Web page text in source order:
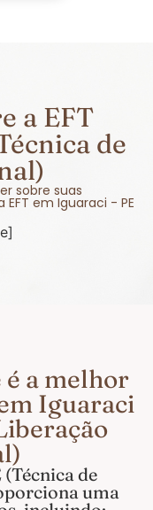
a EFT
de
sobre suas
em Iguaraci - PE
a melhor
Iguaraci
de
uma